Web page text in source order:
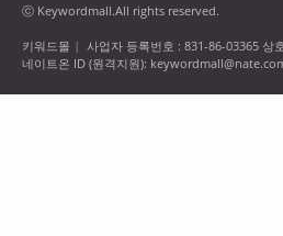
ⓒ Keywordmall.All rights reserved.
키워드몰 | 사업자 등록번호 : 831-86-03365 상
네이트온 ID (원격지원):